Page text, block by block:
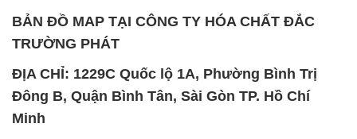
BẢN ĐỒ MAP TẠI CÔNG TY HÓA CHẤT ĐẮC
TRƯỜNG PHÁT
ĐỊA CHỈ: 1229C Quốc lộ 1A, Phường Bình Trị
Đông B, Quận Bình Tân, Sài Gòn TP. Hồ Chí
Minh